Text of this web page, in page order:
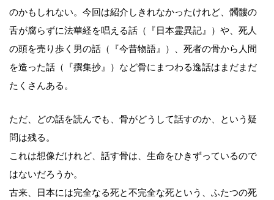
のかもしれない。今回は紹介しきれなかったけれど、髑髏の
舌が腐らずに法華経を唱える話（『日本霊異記』）や、死人
の頭を売り歩く男の話（『今昔物語』）、死者の骨から人間
を造った話（『撰集抄』）など骨にまつわる逸話はまだまだ
たくさんある。
ただ、どの話を読んでも、骨がどうして話すのか、という疑
問は残る。
これは想像だけれど、話す骨は、生命をひきずっているので
はないだろうか。
古来、日本には完全なる死と不完全な死という、ふたつの死